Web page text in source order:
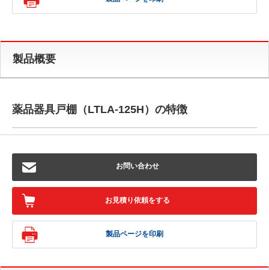
製品概要
薬品器具戸棚（LTLA-125H）の特徴
お問い合わせ
お見積り依頼をする
製品ページを印刷